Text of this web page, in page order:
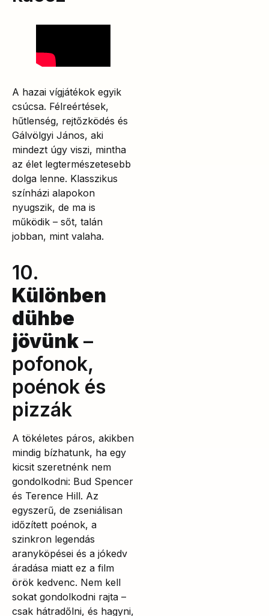
A hazai vígjátékok egyik
csúcsa. Félreértések,
hűtlenség, rejtőzködés és
Gálvölgyi János, aki
mindezt úgy viszi, mintha
az élet legtermészetesebb
dolga lenne. Klasszikus
színházi alapokon
nyugszik, de ma is
működik – sőt, talán
jobban, mint valaha.
10.
Különben
dühbe
jövünk –
pofonok,
poénok és
pizzák
A tökéletes páros, akikben
mindig bízhatunk, ha egy
kicsit szeretnénk nem
gondolkodni: Bud Spencer
és Terence Hill. Az
egyszerű, de zseniálisan
időzített poénok, a
szinkron legendás
aranyköpései és a jókedv
áradása miatt ez a film
örök kedvenc. Nem kell
sokat gondolkodni rajta –
csak hátradőlni, és hagyni,